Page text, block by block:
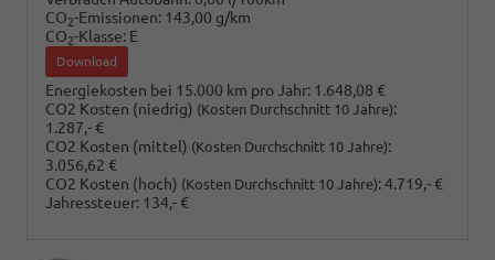
CO2-Emissionen: 143,00 g/km
CO2-Klasse: E
Download
Energiekosten bei 15.000 km pro Jahr: 1.648,08 €
CO2 Kosten (niedrig) (Kosten Durchschnitt 10 Jahre):
1.287,- €
CO2 Kosten (mittel) (Kosten Durchschnitt 10 Jahre):
3.056,62 €
CO2 Kosten (hoch) (Kosten Durchschnitt 10 Jahre):4.719,- €
Jahressteuer: 134,- €